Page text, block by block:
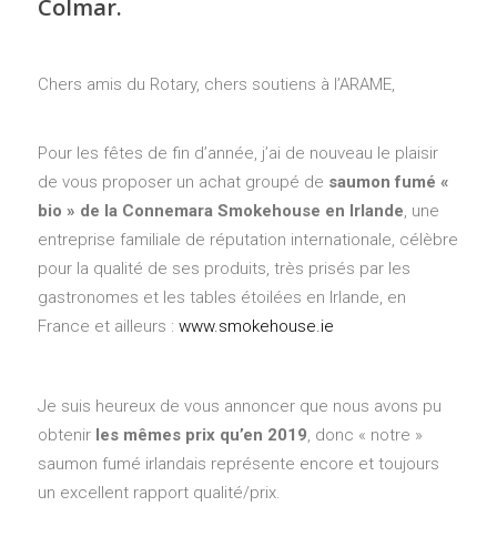
Colmar.
Chers amis du Rotary, chers soutiens à l’ARAME,
Pour les fêtes de fin d’année, j’ai de nouveau le plaisir
de vous proposer un achat groupé de saumon fumé «
bio » de la Connemara Smokehouse en Irlande, une
entreprise familiale de réputation internationale, célèbre
pour la qualité de ses produits, très prisés par les
gastronomes et les tables étoilées en Irlande, en
France et ailleurs : www.smokehouse.ie
Je suis heureux de vous annoncer que nous avons pu
obtenir les mêmes prix qu’en 2019, donc « notre »
saumon fumé irlandais représente encore et toujours
un excellent rapport qualité/prix.